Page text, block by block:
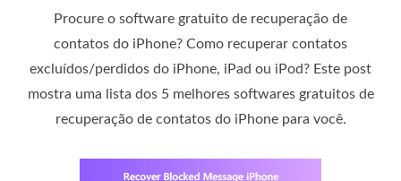
Procure o software gratuito de recuperação de
contatos do iPhone? Como recuperar contatos
excluídos/perdidos do iPhone, iPad ou iPod? Este post
mostra uma lista dos 5 melhores softwares gratuitos de
recuperação de contatos do iPhone para você.